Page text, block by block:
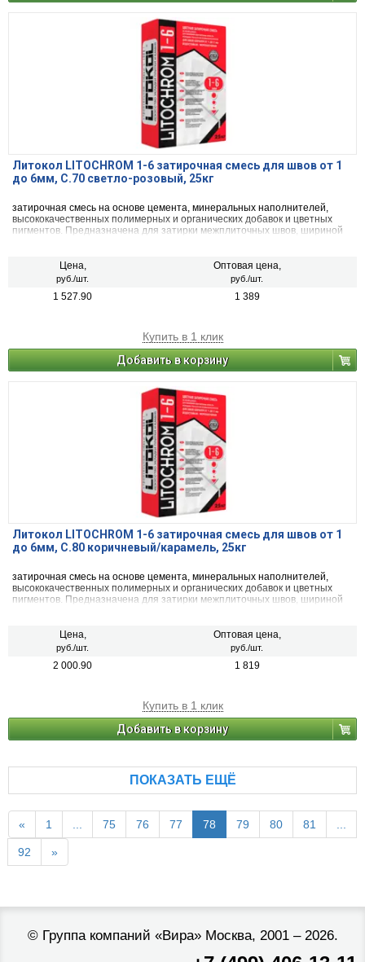
Литокол LITOCHROM 1-6 затирочная смесь для швов от 1
до 6мм, C.70 светло-розовый, 25кг
затирочная смесь на основе цемента, минеральных наполнителей,
высококачественных полимерных и органических добавок и цветных
пигментов. Предназначена для затирки межплиточных швов, шириной
агломератом.
Цена,
руб./шт.
Оптовая цена,
руб./шт.
1 527.90 1 389
Купить в 1 клик
Добавить в корзину
Литокол LITOCHROM 1-6 затирочная смесь для швов от 1
до 6мм, C.80 коричневый/карамель, 25кг
затирочная смесь на основе цемента, минеральных наполнителей,
высококачественных полимерных и органических добавок и цветных
пигментов. Предназначена для затирки межплиточных швов, шириной
агломератом.
Цена,
руб./шт.
Оптовая цена,
руб./шт.
2 000.90 1 819
Купить в 1 клик
Добавить в корзину
ПОКАЗАТЬ ЕЩЁ
« 1 ... 75 76 77 78 79 80 81 ...
92 »
© Группа компаний «Вира»Москва, 2001 – 2026.